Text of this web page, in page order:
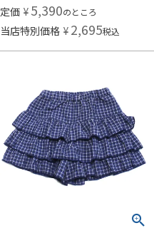
定価 ¥ 5,390のところ
当店特別価格 ¥ 2,695税込